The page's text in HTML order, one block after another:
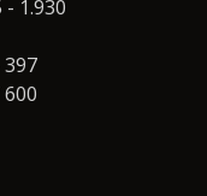
- 1.930
397